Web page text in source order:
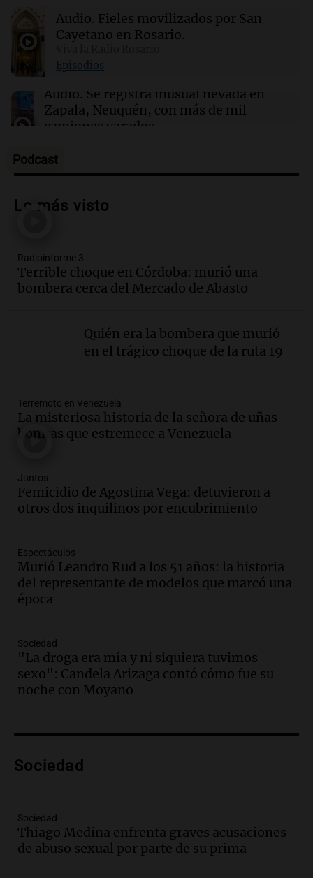
Incendio en un edificio lindero al de Cristina
Kirchner: evacuaron vecinos y hubo heridos
por humo
18:00 Viva la Radio Rosario
En Rosario, una multitud renovó su fe en San
Cayetano: "Siempre nos ayuda"
Audio. Fieles movilizados por San
Cayetano en Rosario.
Episodios
Audio. Se registra inusual nevada en
Zapala, Neuquén, con más de mil
camiones varados
Episodios
Audio.Controversia en el peronismo
embarazada en votación clave
Audio.Mateo Bouniba, joven de Villa
María, necesita un trasplante de médula
en Estados Unidos
Audio.Fieles celebran a San Cayetano
Episodios
Audio.Día Internacional de la Cerveza:
mitos, secretos y el desafío de producir
Viva la Radio
Episodios
Audio.Tucumán enfrenta un equilibrio
consumo y recaudación
Panorama Federal
Audio.
Panorama Federal
Episodios
Audio.Audiencia por tragedia vial en
Altas Cumbres: peritos analizan
Audio.Solicitan quiebra de Lebron
Panorama Federal
Episodios
Audio.Detienen a pareja en Alderete por
Podcast
Lo más visto
Radioinforme 3
Terrible choque en Córdoba: murió una
bombera cerca del Mercado de Abasto
Quién era la bombera que murió
en el trágico choque de la ruta 19
Terremoto en Venezuela
La misteriosa historia de la señora de uñas
bonitas que estremece a Venezuela
Juntos
Femicidio de Agostina Vega: detuvieron a
otros dos inquilinos por encubrimiento
Espectáculos
Murió Leandro Rud a los 51 años: la historia
del representante de modelos que marcó una
época
Sociedad
"La droga era mía y ni siquiera tuvimos
sexo": Candela Arizaga contó cómo fue su
noche con Moyano
Sociedad
Sociedad
Thiago Medina enfrenta graves acusaciones
de abuso sexual por parte de su prima